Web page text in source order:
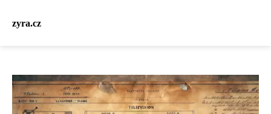
zyra.cz